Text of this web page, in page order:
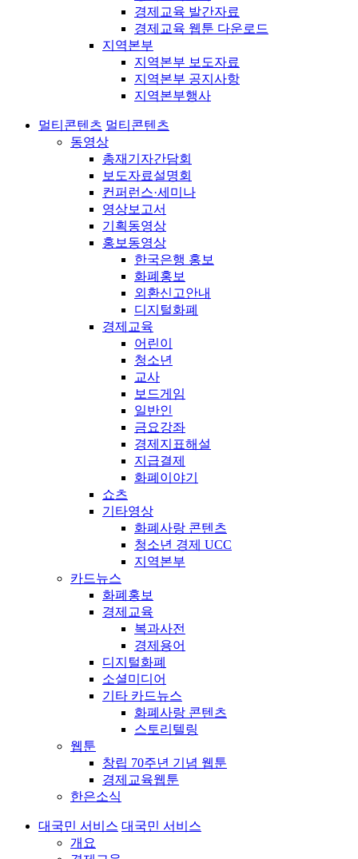
경제교육 발간자료
경제교육 웹툰 다운로드
지역본부
지역본부 보도자료
지역본부 공지사항
지역본부행사
멀티콘텐츠 멀티콘텐츠
동영상
총재기자간담회
보도자료설명회
컨퍼런스·세미나
영상보고서
기획동영상
홍보동영상
한국은행 홍보
화폐홍보
외환신고안내
디지털화폐
경제교육
어린이
청소년
교사
보드게임
일반인
금요강좌
경제지표해설
지급결제
화폐이야기
쇼츠
기타영상
화폐사랑 콘텐츠
청소년 경제 UCC
지역본부
카드뉴스
화폐홍보
경제교육
복과사전
경제용어
디지털화폐
소셜미디어
기타 카드뉴스
화폐사랑 콘텐츠
스토리텔링
웹툰
창립 70주년 기념 웹툰
경제교육웹툰
한은소식
대국민 서비스 대국민 서비스
개요